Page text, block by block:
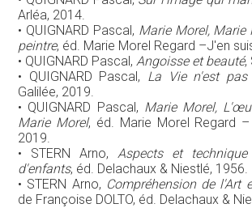
Arléa, 2014.
• QUIGNARD Pascal, Marie Morel, Marie
peintre, éd. Marie Morel Regard –J'en
• QUIGNARD Pascal, Angoisse et beauté,
• QUIGNARD Pascal, La Vie n'est pas
Galilée, 2019.
• QUIGNARD Pascal, Marie Morel,
Marie Morel, éd. Marie Morel Regard
2019.
• STERN Arno, Aspects et
d'enfants, éd. Delachaux & Niestlé, 1956.
• STERN Arno, Compréhension de l'Art
de Françoise DOLTO, éd. Delachaux &